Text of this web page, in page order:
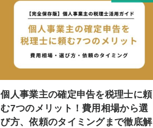
個人事業主の確定申告を税理士に頼
む7つのメリット！費用相場から選
び方、依頼のタイミングまで徹底解